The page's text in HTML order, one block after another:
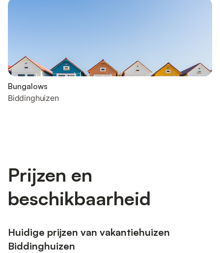
Bungalows
Biddinghuizen
Prijzen en
beschikbaarheid
Huidige prijzen van vakantiehuizen
Biddinghuizen